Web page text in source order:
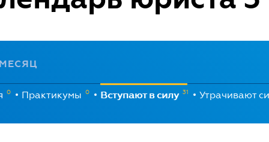
0 Практикумы 0 Вступают в силу 31 Утрачивают